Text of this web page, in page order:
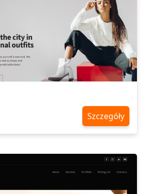
Szczegóły